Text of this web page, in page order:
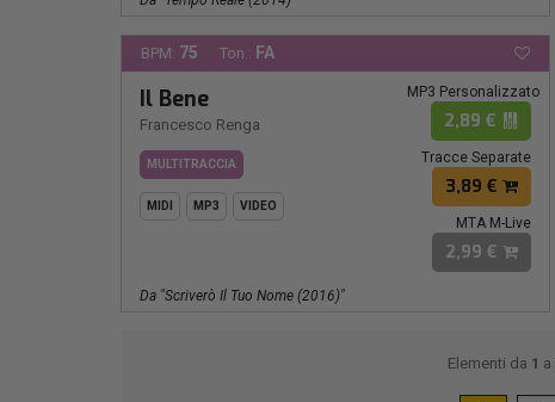
BPM: 75 Ton.: FA
Il Bene
Francesco Renga
MULTITRACCIA
MIDI MP3 VIDEO
MP3 Personalizzato
2,89 €
Tracce Separate
3,89 €
MTA M-Live
2,99 €
Da "scriverò Il Tuo Nome (2016)"
Elementi da 1 a